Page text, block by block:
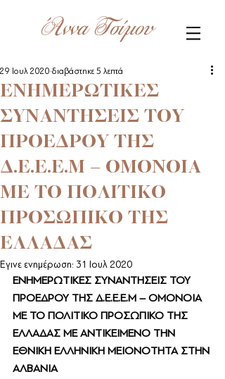
Άννα Τσίμου
ΕΝΗΜΕΡΩΤΙΚΕΣ
ΣΥΝΑΝΤΗΣΕΙΣ ΤΟΥ
ΠΡΟΕΔΡΟΥ ΤΗΣ
Δ.Ε.Ε.Ε.Μ – ΟΜΟΝΟΙΑ
ΜΕ ΤΟ ΠΟΛΙΤΙΚΟ
ΠΡΟΣΩΠΙΚΟ ΤΗΣ
ΕΛΛΑΔΑΣ
29 Ιουλ 2020 διαβάστηκε 5 λεπτά
Έγινε ενημέρωση: 31 Ιουλ 2020
ΕΝΗΜΕΡΩΤΙΚΕΣ ΣΥΝΑΝΤΗΣΕΙΣ ΤΟΥ
ΠΡΟΕΔΡΟΥ ΤΗΣ Δ.Ε.Ε.Ε.Μ – ΟΜΟΝΟΙΑ
ΜΕ ΤΟ ΠΟΛΙΤΙΚΟ ΠΡΟΣΩΠΙΚΟ ΤΗΣ
ΕΛΛΑΔΑΣ ΜΕ ΑΝΤΙΚΕΙΜΕΝΟ ΤΗΝ
ΕΘΝΙΚΗ ΕΛΛΗΝΙΚΗ ΜΕΙΟΝΟΤΗΤΑ ΣΤΗΝ
ΑΛΒΑΝΙΑ